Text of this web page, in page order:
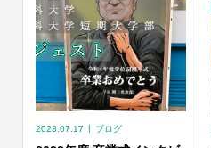
2023.07.17 ブログ